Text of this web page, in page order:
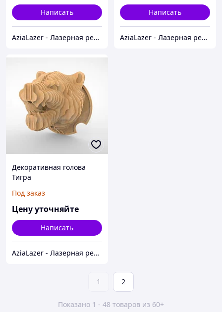
Написать
AziaLazer - Лазерная резка и гравировка / Изделия для бизнеса и праздничных мероприятий
Написать
AziaLazer - Лазерная резка и гравировка / Изделия для бизнеса и праздничных мероприятий
Декоративная голова
Тигра
Под заказ
Цену уточняйте
Написать
AziaLazer - Лазерная резка и гравировка / Изделия для бизнеса и праздничных мероприятий
1 2
Показано 1 - 48 товаров из 60+